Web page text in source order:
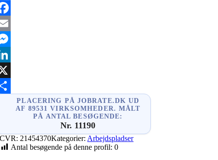
PLACERING PÅ JOBRATE.DK UD
AF 89531 VIRKSOMHEDER. MÅLT
PÅ ANTAL BESØGENDE:
Nr. 11190
CVR: 21454370Kategorier: Arbejdspladser
Antal besøgende på denne profil: 0